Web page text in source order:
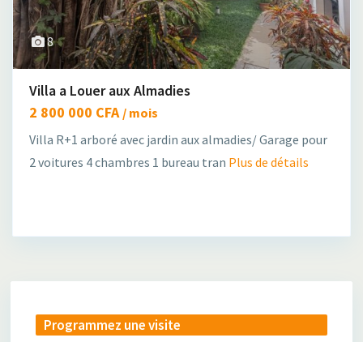
8
Villa a Louer aux Almadies
2 800 000 CFA / mois
Villa R+1 arboré avec jardin aux almadies/ Garage pour
2 voitures 4 chambres 1 bureau tran Plus de détails
Programmez une visite